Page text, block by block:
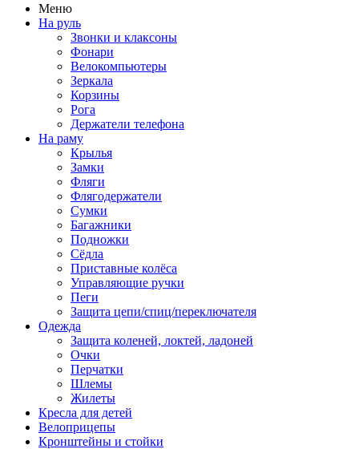
Меню
На руль
Звонки и клаксоны
Фонари
Велокомпьютеры
Зеркала
Корзины
Рога
Держатели телефона
На раму
Крылья
Замки
Фляги
Флягодержатели
Сумки
Багажники
Подножки
Сёдла
Приставные колёса
Управляющие ручки
Пеги
Защита цепи/спиц/переключателя
Одежда
Защита коленей, локтей, ладоней
Очки
Перчатки
Шлемы
Жилеты
Кресла для детей
Велоприцепы
Кронштейны и стойки